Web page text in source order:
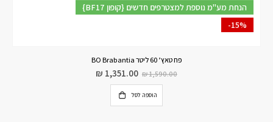
{BF17 קופון} הנחת מע"מ נוספת למצטרפים חדשים
-15%
פח טאץ’ 60 ליטר BO Brabantia
₪1,590.00
₪ 1,351.00
הוספה לסל